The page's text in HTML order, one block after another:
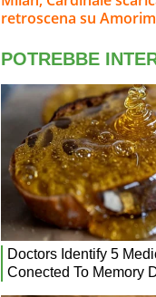
retroscena su Amorim